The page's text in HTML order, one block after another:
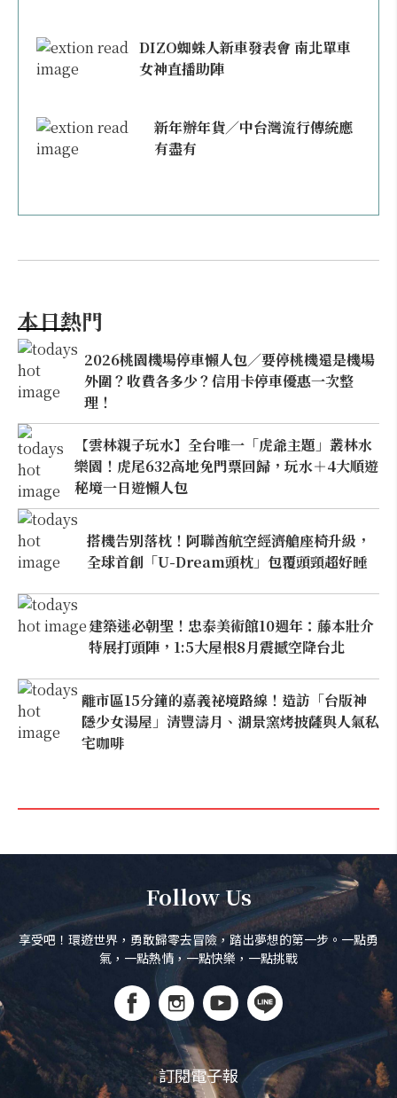
DIZO蜘蛛人新車發表會 南北單車
女神直播助陣
新年辦年貨／中台灣流行傳統應
有盡有
本日熱門
2026桃園機場停車懶人包／要停桃機還是機場
外圍？收費各多少？信用卡停車優惠一次整
理！
【雲林親子玩水】全台唯一「虎爺主題」叢林水
樂園！虎尾632高地免門票回歸，玩水＋4大順遊
秘境一日遊懶人包
搭機告別落枕！阿聯酋航空經濟艙座椅升級，
全球首創「U-Dream頭枕」包覆頭頸超好睡
建築迷必朝聖！忠泰美術館10週年：藤本壯介
特展打頭陣，1:5大屋根8月震撼空降台北
離市區15分鐘的嘉義祕境路線！造訪「台版神
隱少女湯屋」清豐濤月、湖景窯烤披薩與人氣私
宅咖啡
Follow Us
享受吧！環遊世界，勇敢歸零去冒險，踏出夢想的第一步。一點勇
氣，一點熱情，一點快樂，一點挑戰
訂閱電子報